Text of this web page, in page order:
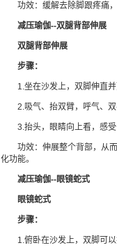
功效：缓解去除脚跟疼痛，
减压瑜伽--双腿背部伸展
双腿背部伸展
步骤：
1.坐在沙发上，双脚伸直并
2.吸气、抬双臂，呼气、双
3.抬头，眼睛向上看，感受
功效：伸展整个背部，从而
化功能。
减压瑜伽--眼镜蛇式
眼镜蛇式
步骤：
1.俯卧在沙发上，双脚可以